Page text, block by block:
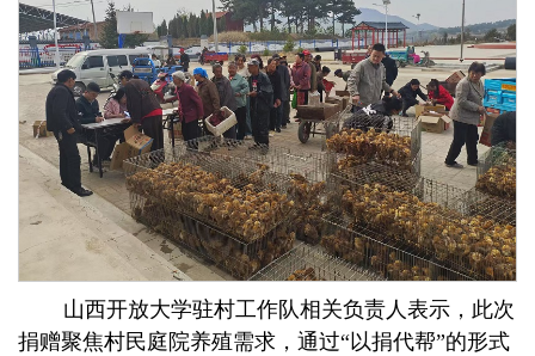
山西开放大学驻村工作队相关负责人表示，此次
捐赠聚焦村民庭院养殖需求，通过“以捐代帮”的形式